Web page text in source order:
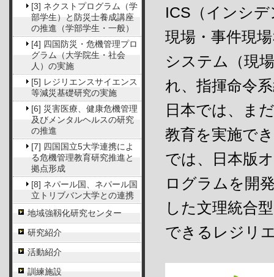
ICS（インシ
現場・事件現
システム（現
れ、指揮命令
日本では、ま
教育を実施で
では、日本版
ログラムを開
した文理統合
できるレジリ
[3] ネクストプログラム（学
部学生）と防災士養成講座
の推進（学部学生・一般）
[4] 四国防災・危機管理プロ
グラム（大学院生・社会
人）の実施
[5] レジリエンスサイエンス
等減災基礎研究の実施
[6] 災害医療、健康危機管理
及びメンタルヘルスの研究
の推進
[7] 四国国立5大学連携によ
る危機管理教育研究推進と
拠点形成
[8] ネパール国、ネパール国
立トリブバン大学との連携
地域強靱化研究センター
研究紹介
活動紹介
訓練施設